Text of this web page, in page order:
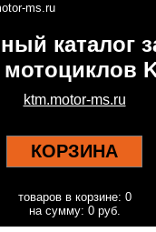
ms.ru
каталог
ktm.motor-ms.ru
КОРЗИНА
товаров в корзине: 0
на сумму: 0 руб.